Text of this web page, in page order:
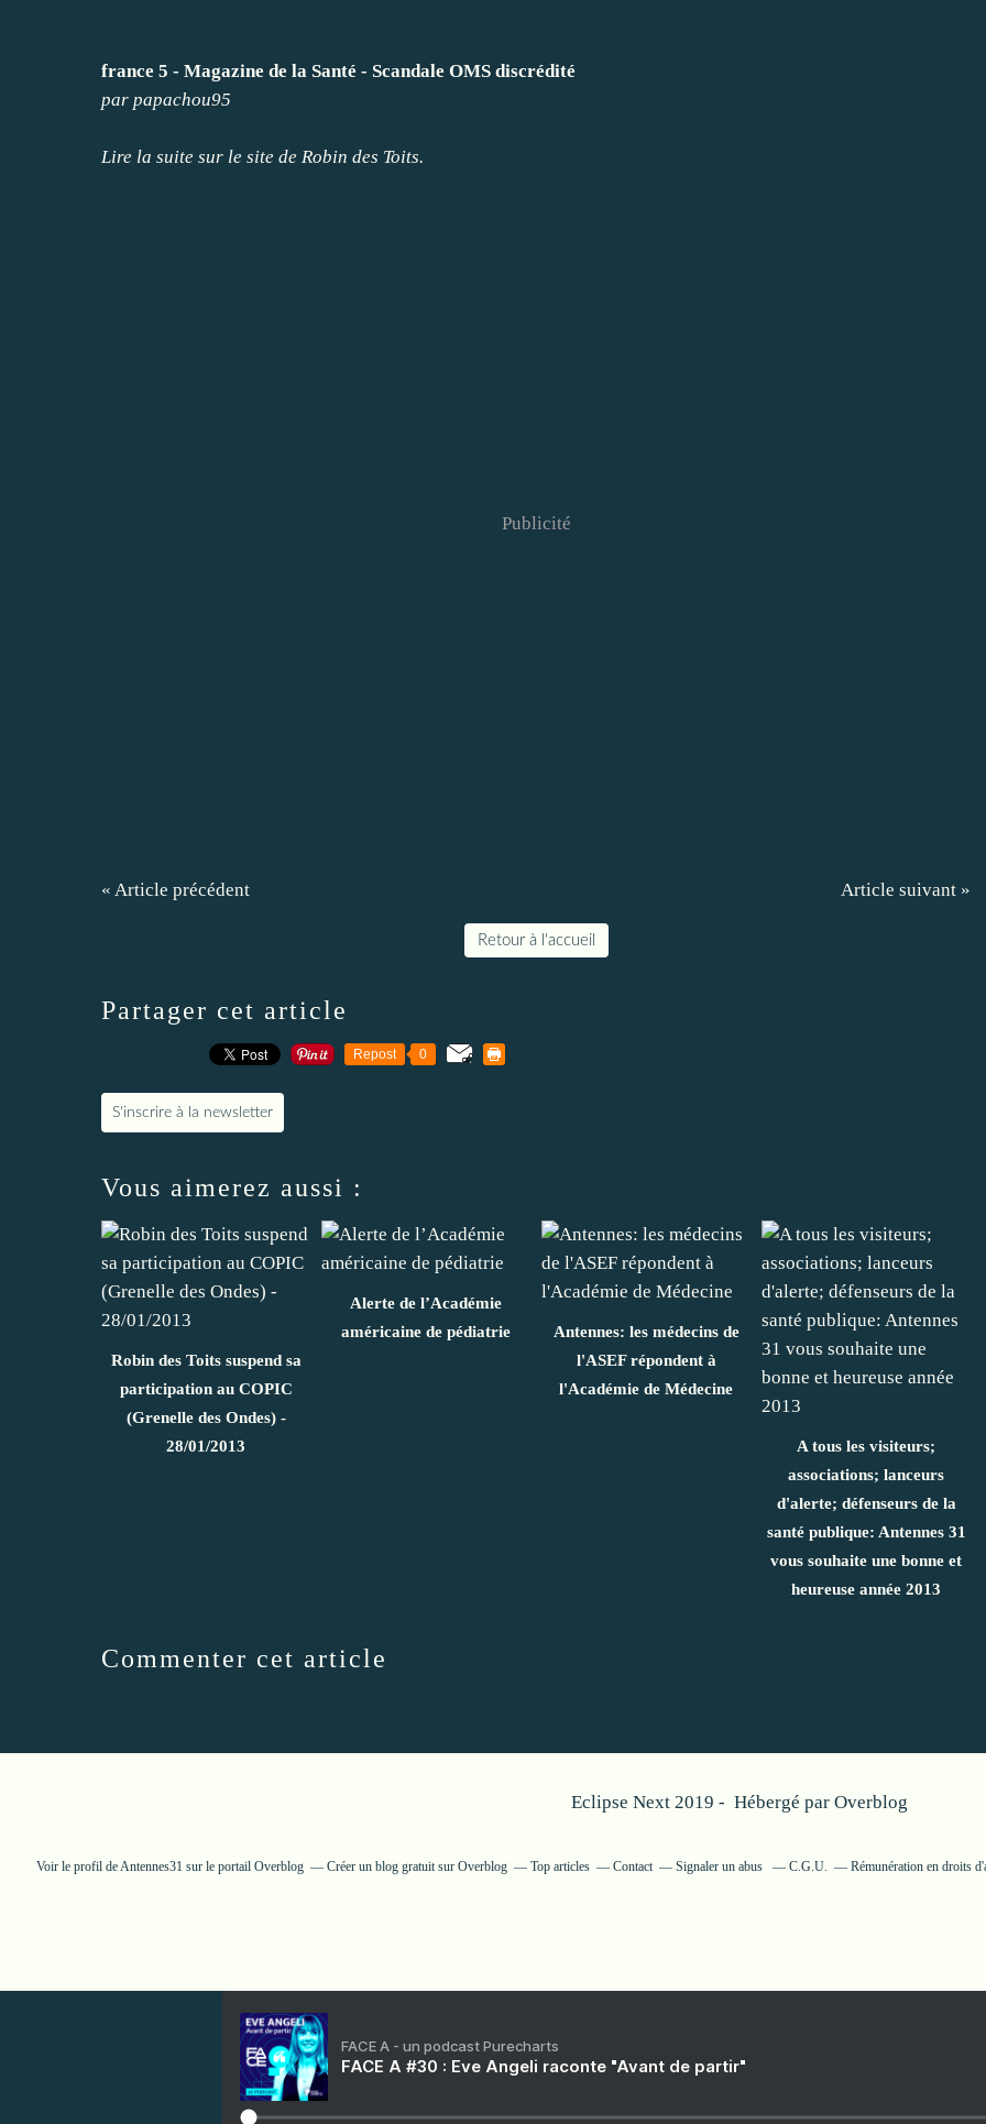
france 5 - Magazine de la Santé - Scandale OMS discrédité
par papachou95
Lire la suite sur le site de Robin des Toits.
Publicité
« Article précédent Article suivant »
Retour à l'accueil
Partager cet article
Repost 0
S'inscrire à la newsletter
Vous aimerez aussi :
Robin des Toits suspend sa
participation au COPIC
(Grenelle des Ondes) -
28/01/2013
Alerte de l’Académie
américaine de pédiatrie
Antennes: les médecins de
l'ASEF répondent à
l'Académie de Médecine
A tous les visiteurs;
associations; lanceurs
d'alerte; défenseurs de la
santé publique: Antennes 31
vous souhaite une bonne et
heureuse année 2013
Commenter cet article
Eclipse Next 2019 - Hébergé par Overblog
Voir le profil de Antennes31 sur le portail Overblog Créer un blog gratuit sur Overblog Top articles Contact Signaler un abus C.G.U. Rémunération en droits
FACE A - un podcast Purecharts
FACE A #30 : Eve Angeli raconte "Avant de partir"